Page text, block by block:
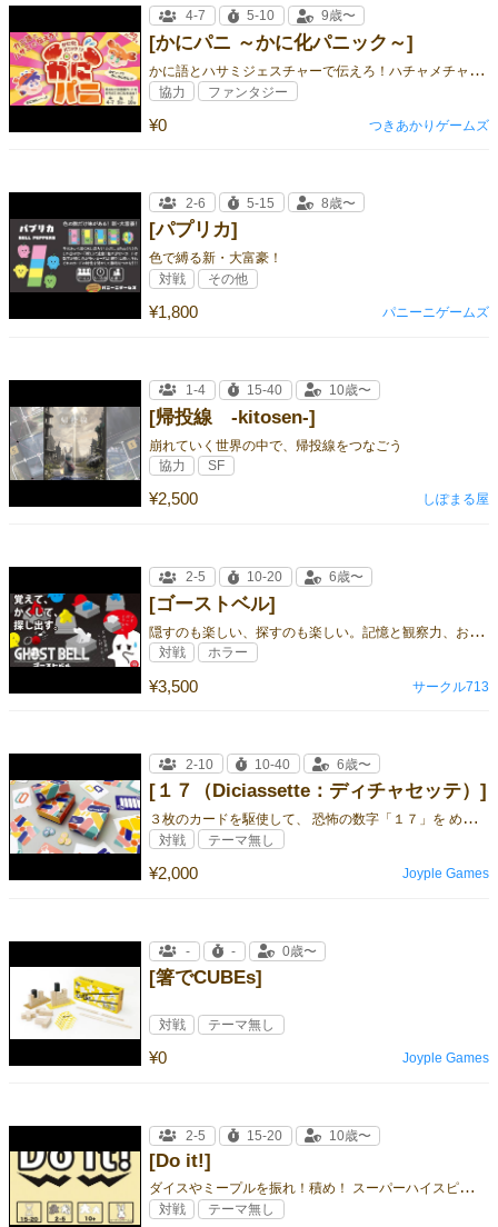
[かにパニ ～かに化パニック～]
か
に語とハサミジェスチャーで伝えろ！ハチャメチャ協力コミュニケーションゲーム
¥0
4-7 5-10 9歳〜
協力 ファンタジー
つきあかりゲームズ
[パプリカ]
色で縛る新・大富豪！
¥1,800
2-6 5-15 8歳〜
対戦 その他
パニーニゲームズ
[帰投線 -kitosen-]
崩れていく世界の中で、帰投線をつなごう
¥2,500
1-4 15-40 10歳〜
協力 SF
しぽまる屋
[ゴーストベル]
隠
すのも楽しい、探すのも楽しい。記憶と観察力、おばけたちによるパーティゲーム！
¥3,500
2-5 10-20 6歳〜
対戦 ホラー
サークル713
[１７（Diciassette：ディチャセッテ）]
３
枚のカードを駆使して、 恐怖の数字「１７」を めぐる駆け引きに 勝利しちャッテ！？
¥2,000
2-10 10-40 6歳〜
対戦 テーマ無し
Joyple Games
[箸でCUBEs]
¥0
- - 0歳〜
対戦 テーマ無し
Joyple Games
[Do it!]
ダ
イスやミープルを振れ！積め！ スーパーハイスピードダイスアクションゲーム！
2-5 15-20 10歳〜
対戦 テーマ無し